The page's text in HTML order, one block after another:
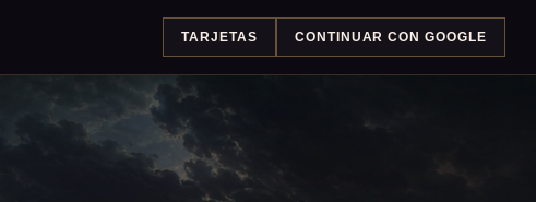
TARJETAS CONTINUAR CON GOOGLE